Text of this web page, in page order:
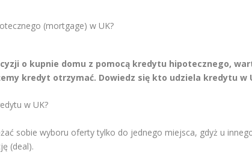
o kupnie domu z pomocą kredytu hipotecznego,
kredyt otrzymać. Dowiedz się kto udziela kredytu w
sobie wyboru oferty tylko do jednego miejsca, gdyż u
(deal).